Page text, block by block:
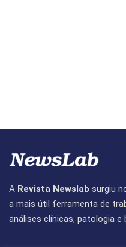
A Revista Newslab surgiu
a mais útil ferramenta de
análises clínicas, patologia e